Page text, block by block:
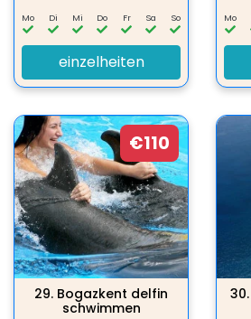
Mo Di Mi Do Fr Sa So
einzelheiten
Mo
€110
29. Bogazkent delfin
schwimmen
30.